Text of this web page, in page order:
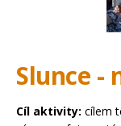
Slunce -
Cíl aktivity: cílem